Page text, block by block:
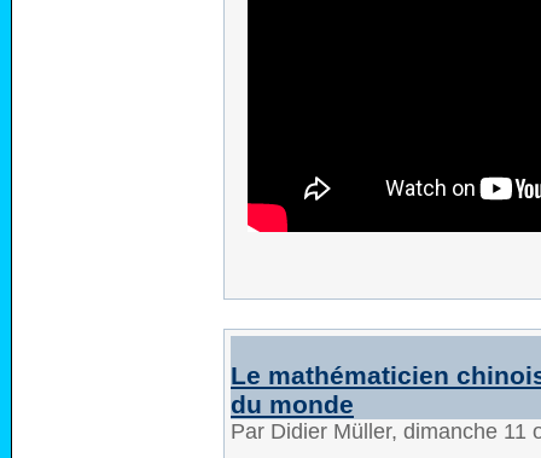
Le mathématicien
du monde
Par Didier Müller, dimanche 11